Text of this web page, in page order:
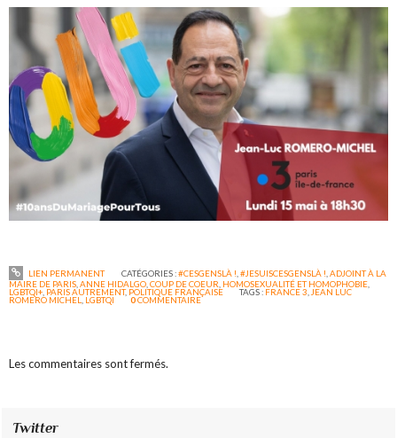
LIEN PERMANENT CATÉGORIES :#CESGENSLÀ ! #JESUISCESGENSLÀ ! ADJOINT À LA
MAIRE DE PARIS ,ANNE HIDALGO ,COUP DE COEUR HOMOSEXUALITÉ ET HOMOPHOBIE
LGBTQI+ PARIS AUTREMENT, POLITIQUE FRANÇAISE TAGS : FRANCE 3 JEAN LUC
ROMERO MICHEL LGBTQI 0COMMENTAIRE
Les commentaires sont fermés.
Twitter